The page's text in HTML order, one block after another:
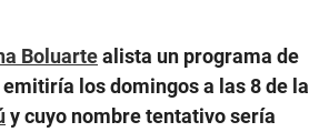
Boluartealista un programa de
los domingos a las 8 de la
y cuyo nombre tentativo sería